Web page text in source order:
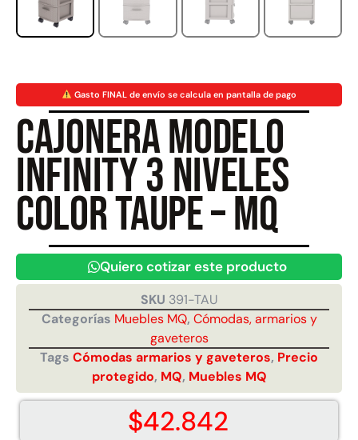
Gasto FINAL de envío se calcula en pantalla de pago
Cajonera Modelo
Infinity 3 niveles
color taupe – MQ
Quiero cotizar este producto
SKU 391-TAU
Categorías Muebles MQ, Cómodas, armarios y
gaveteros
Tags Cómodas armarios y gaveteros, Precio
protegido, MQ, Muebles MQ
$42.842
Juego Modular 40
QplayGround
4.859.984
Leer más
Juego Modular 25
QplayGround
$9.558.557
$4.790.000
Agregar al carrito